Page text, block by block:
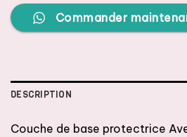
Commander
DESCRIPTION
Couche de base protectrice